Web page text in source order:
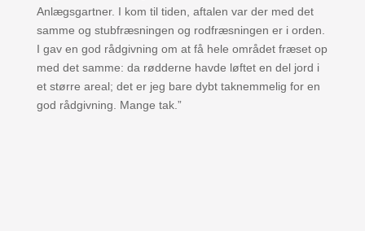
Anlægsgartner. I kom til tiden, aftalen var der med det
samme og stubfræsningen og rodfræsningen er i orden.
I gav en god rådgivning om at få hele området fræset op
med det samme: da rødderne havde løftet en del jord i
et større areal; det er jeg bare dybt taknemmelig for en
god rådgivning. Mange tak.”